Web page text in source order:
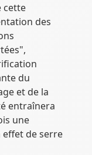
cette
des
du
et de la
entraînera
une
effet de serre